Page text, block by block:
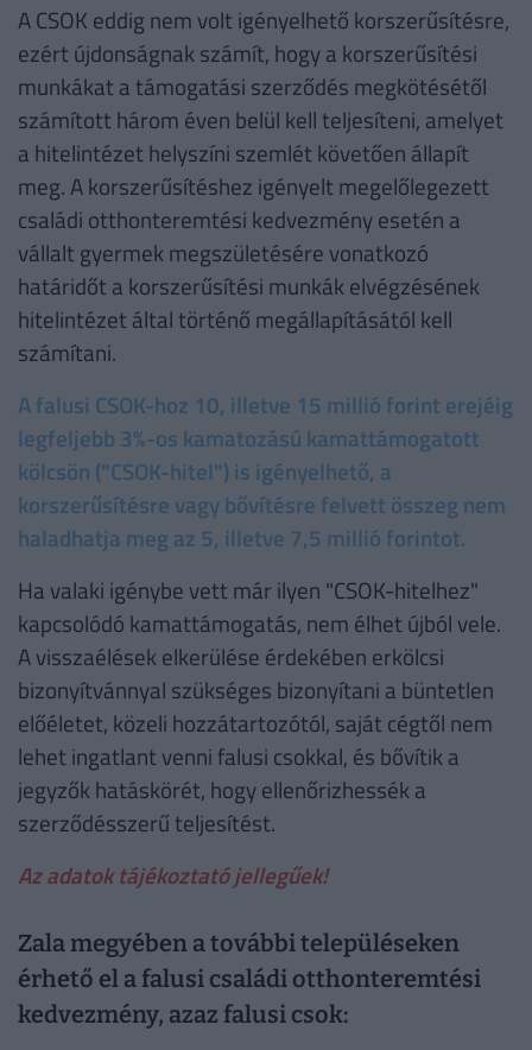
A CSOK eddig nem volt igényelhető korszerűsítésre,
ezért újdonságnak számít, hogy a korszerűsítési
munkákat a támogatási szerződés megkötésétől
számított három éven belül kell teljesíteni, amelyet
a hitelintézet helyszíni szemlét követően állapít
meg. A korszerűsítéshez igényelt megelőlegezett
családi otthonteremtési kedvezmény esetén a
vállalt gyermek megszületésére vonatkozó
határidőt a korszerűsítési munkák elvégzésének
hitelintézet által történő megállapításától kell
számítani.
A falusi CSOK-hoz 10, illetve 15 millió forint erejéig
legfeljebb 3%-os kamatozású kamattámogatott
kölcsön ("CSOK-hitel") is igényelhető, a
korszerűsítésre vagy bővítésre felvett összeg nem
haladhatja meg az 5, illetve 7,5 millió forintot.
Ha valaki igénybe vett már ilyen "CSOK-hitelhez"
kapcsolódó kamattámogatás, nem élhet újból vele.
A visszaélések elkerülése érdekében erkölcsi
bizonyítvánnyal szükséges bizonyítani a büntetlen
előéletet, közeli hozzátartozótól, saját cégtől nem
lehet ingatlant venni falusi csokkal, és bővítik a
jegyzők hatáskörét, hogy ellenőrizhessék a
szerződésszerű teljesítést.
Az adatok tájékoztató jellegűek!
Zala megyében a további településeken
érhető el a falusi családi otthonteremtési
kedvezmény, azaz falusi csok: